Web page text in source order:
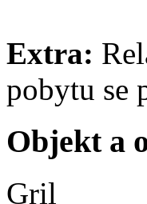
Extra:
pobytu se
Objekt a
Gril